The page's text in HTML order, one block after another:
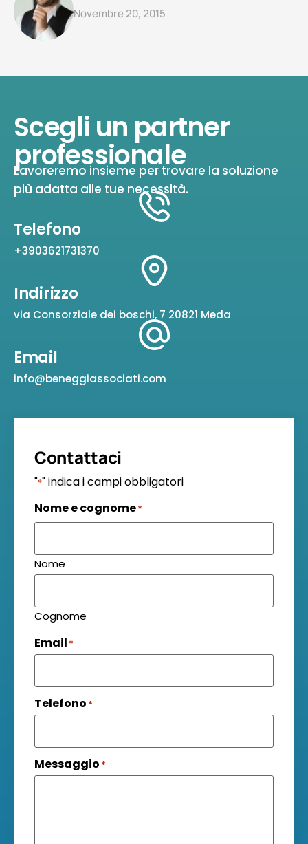
Novembre 20, 2015
Scegli un partner
professionale
Lavoreremo insieme per trovare la soluzione
più adatta alle tue necessità.
Telefono
+3903621731370
Indirizzo
via Consorziale dei boschi, 7 20821 Meda
Email
info@beneggiassociati.com
Contattaci
"*" indica i campi obbligatori
Nome e cognome*
Nome
Cognome
Email *
Telefono *
Messaggio *